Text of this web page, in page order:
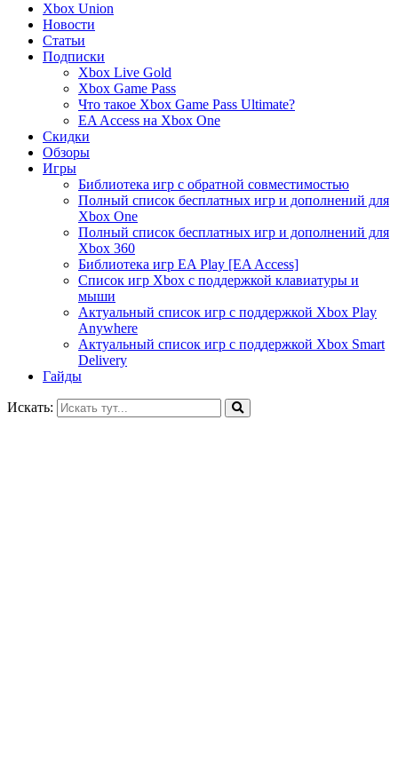
Xbox Union
Новости
Статьи
Подписки
Xbox Live Gold
Xbox Game Pass
Что такое Xbox Game Pass Ultimate?
EA Access на Xbox One
Скидки
Обзоры
Игры
Библиотека игр с обратной совместимостью
Полный список бесплатных игр и дополнений для
Xbox One
Полный список бесплатных игр и дополнений для
Xbox 360
Библиотека игр EA Play [EA Access]
Список игр Xbox c поддержкой клавиатуры и
мыши
Актуальный список игр с поддержкой Xbox Play
Anywhere
Актуальный список игр с поддержкой Xbox Smart
Delivery
Гайды
Искать: